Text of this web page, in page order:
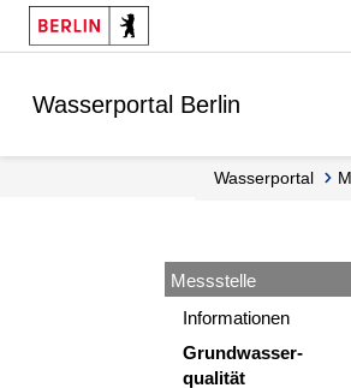
Springe zur Navigation
Springe zum Inhalt
Wasserportal Berlin
Wasserportal
Messstelle
Informationen
Grundwasser-
qualität